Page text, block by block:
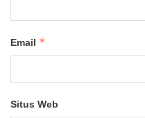
Email *
Situs Web